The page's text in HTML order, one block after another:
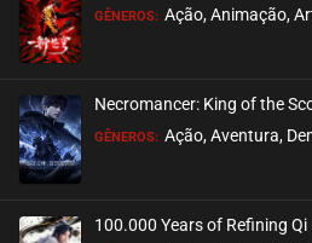
GÊNEROS: Ação, Animação,
Necromancer: King of the
GÊNEROS: Ação, Aventura,
100.000 Years of Refining Qi